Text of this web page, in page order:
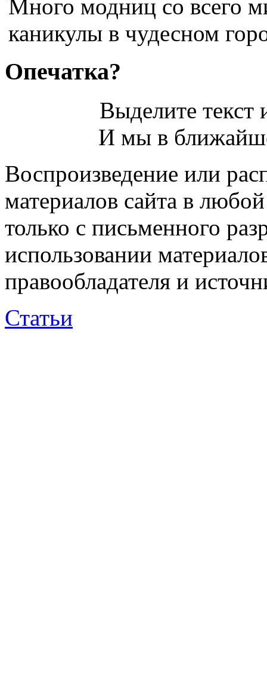
Много модниц со всего
каникулы в чудесном
Опечатка?
Выделите
И мы в
Воспроизведение или
материалов сайта в
только с письменного
использовании
правообладателя и
Статьи